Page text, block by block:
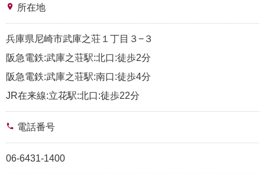
place 所在地
兵庫県尼崎市武庫之荘１丁目３−３
阪急電鉄:武庫之荘駅:北口:徒歩2分
阪急電鉄:武庫之荘駅:南口:徒歩4分
JR在来線:立花駅:北口:徒歩22分
phone 電話番号
06-6431-1400